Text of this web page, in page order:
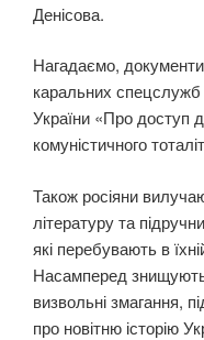
Денісова.
Нагадаємо,
каральних
України «Про доступ
комуністичного
Також росіяни
літературу та
які перебувають в
Насамперед знищують
визвольні змагання,
про новітню історію